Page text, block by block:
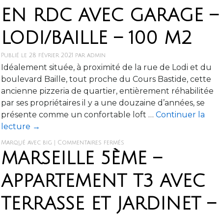
EN RDC AVEC GARAGE –
LODI/BAILLE – 100 M2
Publié le 28 février 2021 par admin
Idéalement située, à proximité de la rue de Lodi et du
boulevard Baille, tout proche du Cours Bastide, cette
ancienne pizzeria de quartier, entièrement réhabilitée
par ses propriétaires il y a une douzaine d’années, se
présente comme un confortable loft … Continuer la
lecture →
Marqué avec big Commentaires fermés
MARSEILLE 5ÈME –
APPARTEMENT T3 AVEC
TERRASSE ET JARDINET –